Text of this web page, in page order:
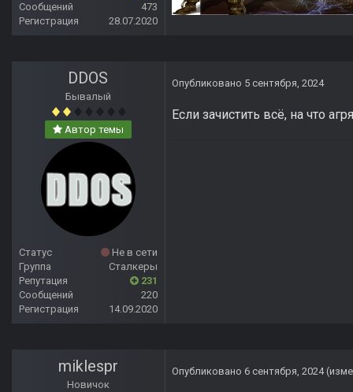
Сообщений
473
Регистрация
28.07.2020
DDOS
Бывалый
Автор темы
Статус
Не в сети
Группа
Сталкеры
Репутация
231
Сообщений
220
Регистрация
14.09.2020
Опубликовано 5 сентября, 2024
Если зачистить всё, на что
miklespr
Новичок
Опубликовано 6 сентября, 2024